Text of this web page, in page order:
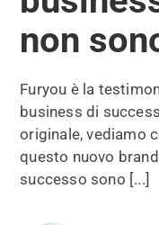
non
Furyou è la
business di
originale, vediamo
questo nuovo
successo sono [...]